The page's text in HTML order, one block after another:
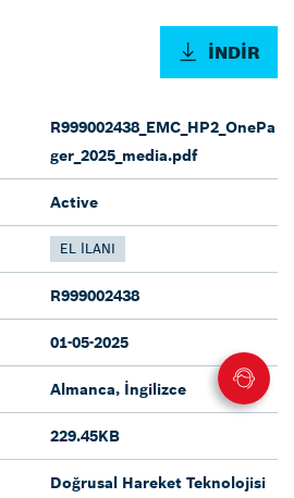
İNDIR
R999002438_EMC_HP2_OnePa
ger_2025_media.pdf
Active
EL ILANI
R999002438
01-05-2025
Almanca, İngilizce
229.45KB
Doğrusal Hareket Teknolojisi